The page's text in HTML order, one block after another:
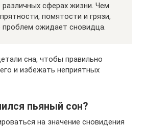
сферах жизни. Чем
помятости и грязи,
ожидает сновидца.
сна, чтобы правильно
и избежать неприятных
пьяный сон?
на значение сновидения